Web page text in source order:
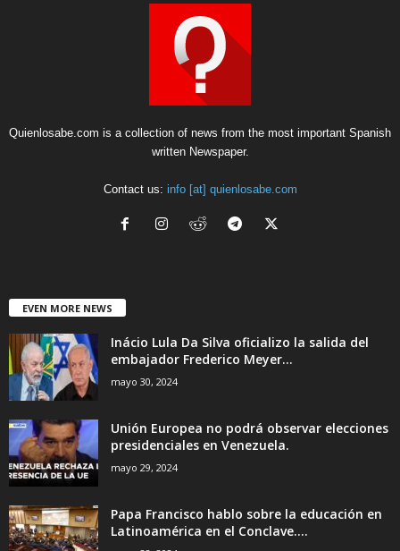
Quienlosabe.com is a collection of news from the most important Spanish
written Newspaper.
Contact us: info [at] quienlosabe.com
EVEN MORE NEWS
Inácio Lula Da Silva oficializo la salida del
embajador Frederico Meyer...
mayo 30, 2024
Unión Europea no podrá observar elecciones
presidenciales en Venezuela.
mayo 29, 2024
Papa Francisco hablo sobre la educación en
Latinoamérica en el Conclave....